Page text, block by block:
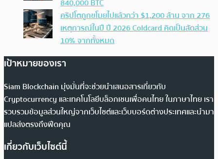
840,000 BTC
คริปโตถูกขโมยไปแล้วกว่า $1,200 ล้าน จาก 276
เหตุการณ์ในปี ปี 2026 Coldcard คิดเป็นสัดส่วน
10% จากทั้งหมด
เป้าหมายของเรา
Siam Blockchain มุ่งมั่นที่จะช่วยนำเสนอสารเกี่ยวกับ
Cryptocurrency และเทคโนโลยีบล็อกเชนเพื่อคนไทย ในภาษาไทย เรา
รวบรวมข้อมูลส่วนใหญ่จากเว็บไซต์และเว็บบอร์ดต่างประเทศและนำมา
แปลส่งตรงถึงฟีดคุณ
เกี่ยวกับเว็บไซต์นี้